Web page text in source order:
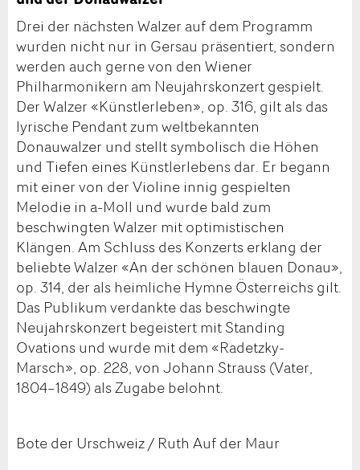
Drei der nächsten Walzer auf dem Programm
wurden nicht nur in Gersau präsentiert, sondern
werden auch gerne von den Wiener
Philharmonikern am Neujahrskonzert gespielt.
Der Walzer «Künstlerleben», op. 316, gilt als das
lyrische Pendant zum weltbekannten
Donauwalzer und stellt symbolisch die Höhen
und Tiefen eines Künstlerlebens dar. Er begann
mit einer von der Violine innig gespielten
Melodie in a-Moll und wurde bald zum
beschwingten Walzer mit optimistischen
Klängen. Am Schluss des Konzerts erklang der
beliebte Walzer «An der schönen blauen Donau»,
op. 314, der als heimliche Hymne Österreichs gilt.
Das Publikum verdankte das beschwingte
Neujahrskonzert begeistert mit Standing
Ovations und wurde mit dem «Radetzky-
Marsch», op. 228, von Johann Strauss (Vater,
1804–1849) als Zugabe belohnt.
Bote der Urschweiz / Ruth Auf der Maur